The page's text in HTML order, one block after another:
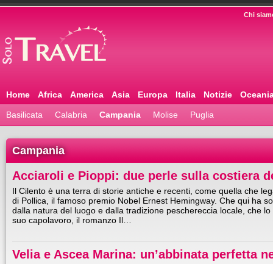
Chi
Home Africa America Asia Europa Italia Notizie
Basilicata Calabria Campania Molise Puglia
Campania
Acciaroli e Pioppi: due perle sulla costiera
Il Cilento è una terra di storie antiche e recenti, come quella che
di Pollica, il famoso premio Nobel Ernest Hemingway. Che qui ha
dalla natura del luogo e dalla tradizione peschereccia locale, che
suo capolavoro, il romanzo Il…
Velia e Ascea Marina: un’abbinata perfetta